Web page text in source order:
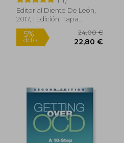
5%
dcto.
por Déficit de
Atención con o sin. Y
(Salud y Plantas)
Editorial Diente De León,
2017, 1 Edición, Tapa
Blanda, Nuevo